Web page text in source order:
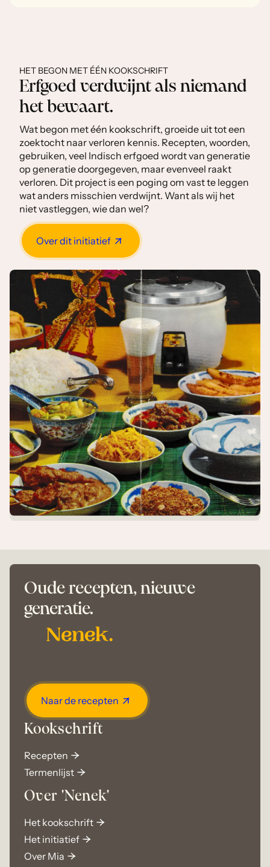
HET BEGON MET ÉÉN KOOKSCHRIFT
Erfgoed verdwijnt als niemand
het bewaart.
Wat begon met één kookschrift, groeide uit tot een
zoektocht naar verloren kennis. Recepten, woorden,
gebruiken, veel Indisch erfgoed wordt van generatie
op generatie doorgegeven, maar evenveel raakt
verloren. Dit project is een poging om vast te leggen
wat anders misschien verdwijnt. Want als wij het
niet vastleggen, wie dan wel?
Over dit initiatief
Oude recepten, nieuwe
generatie.
Naar de recepten
Kookschrift
Recepten
Termenlijst
Over 'Nenek'
Het kookschrift
Het initiatief
Over Mia